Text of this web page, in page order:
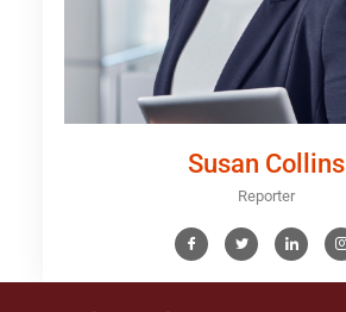
Susan Collins
Reporter